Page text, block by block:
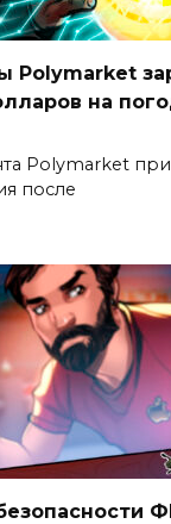
Polymarket
на
Polymarket
после